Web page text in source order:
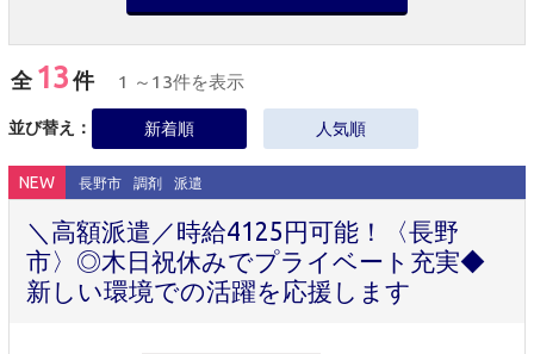
全 13 件 1 ～13件を表示
並び替え： 新着順 人気順
NEW 長野市 調剤 派遣
＼高額派遣／時給4125円可能！〈長野
市〉◎木日祝休みでプライベート充実◆
新しい環境での活躍を応援します